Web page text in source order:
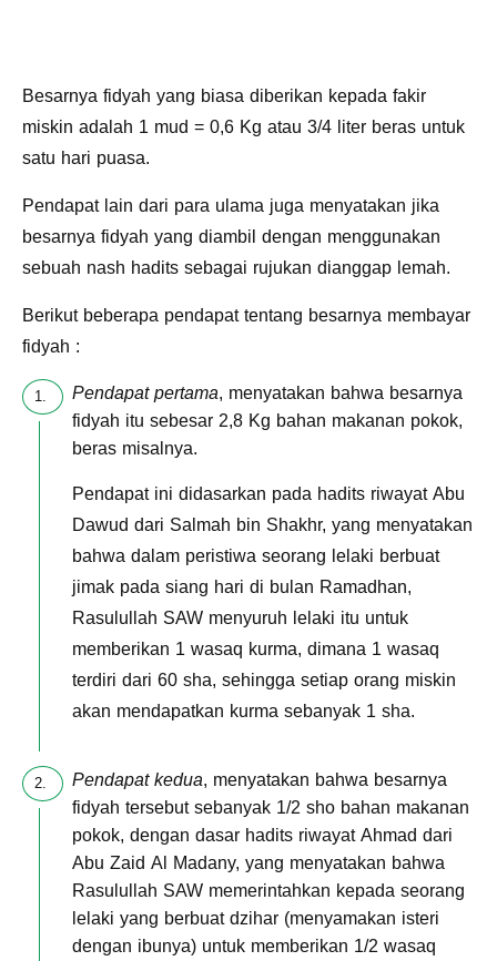
Besarnya fidyah yang biasa diberikan kepada fakir
miskin adalah 1 mud = 0,6 Kg atau 3/4 liter beras untuk
satu hari puasa.
Pendapat lain dari para ulama juga menyatakan jika
besarnya fidyah yang diambil dengan menggunakan
sebuah nash hadits sebagai rujukan dianggap lemah.
Berikut beberapa pendapat tentang besarnya membayar
fidyah :
Pendapat pertama, menyatakan bahwa besarnya
fidyah itu sebesar 2,8 Kg bahan makanan pokok,
beras misalnya.
Pendapat ini didasarkan pada hadits riwayat Abu
Dawud dari Salmah bin Shakhr, yang menyatakan
bahwa dalam peristiwa seorang lelaki berbuat
jimak pada siang hari di bulan Ramadhan,
Rasulullah SAW menyuruh lelaki itu untuk
memberikan 1 wasaq kurma, dimana 1 wasaq
terdiri dari 60 sha, sehingga setiap orang miskin
akan mendapatkan kurma sebanyak 1 sha.
Pendapat kedua, menyatakan bahwa besarnya
fidyah tersebut sebanyak 1/2 sho bahan makanan
pokok, dengan dasar hadits riwayat Ahmad dari
Abu Zaid Al Madany, yang menyatakan bahwa
Rasulullah SAW memerintahkan kepada seorang
lelaki yang berbuat dzihar (menyamakan isteri
dengan ibunya) untuk memberikan 1/2 wasaq